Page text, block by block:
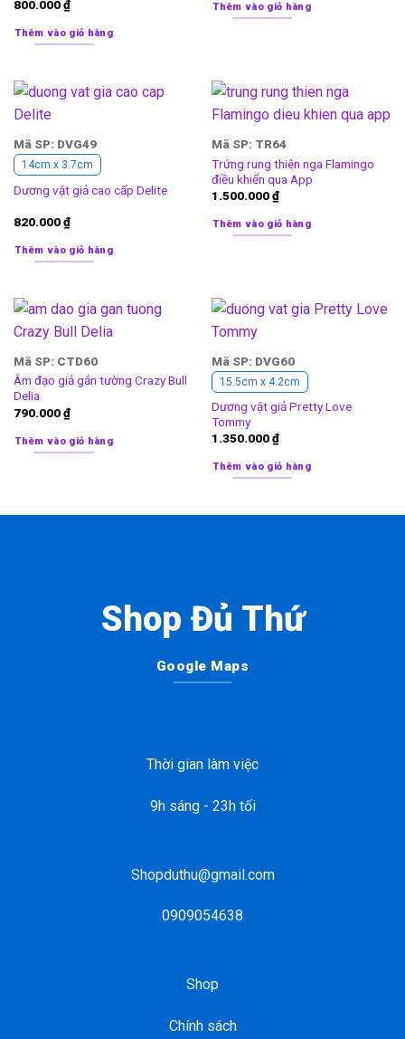
800.000₫
Thêm vào giỏ hàng
Thêm vào giỏ hàng
Mã SP: DVG49
14cm x 3.7cm
Dương vật giả cao cấp Delite
820.000₫
Thêm vào giỏ hàng
Mã SP: TR64
Trứng rung thiên nga Flamingo
điều khiển qua App
1.500.000₫
Thêm vào giỏ hàng
Mã SP: CTD60
Âm đạo giả gắn tường Crazy Bull
Delia
790.000₫
Thêm vào giỏ hàng
Mã SP: DVG60
15.5cm x 4.2cm
Dương vật giả Pretty Love
Tommy
1.350.000₫
Thêm vào giỏ hàng
Shop Đủ Thứ
Google Maps
Thời gian làm việc
9h sáng - 23h tối
Shopduthu@gmail.com
0909054638
Shop
Chính sách